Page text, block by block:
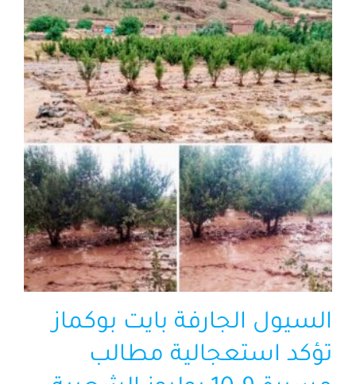
افتتاحية موقع المناضل-ة
روابط
السيول الجارفة بايت بوكماز
تؤكد استعجالية مطالب